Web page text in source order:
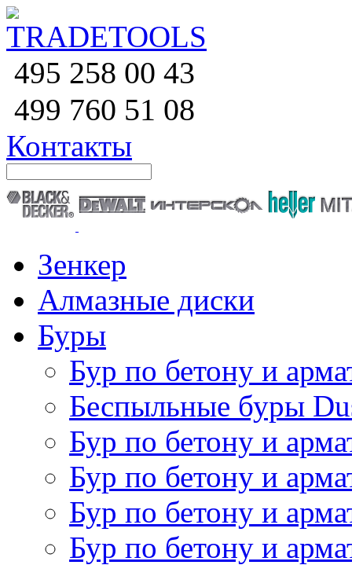
495 258 00 43
499 760 51 08
Контакты
Зенкер
Алмазные диски
Буры
Бур по бетону и
Беспыльные буры
Бур по бетону и
Бур по бетону и
Бур по бетону и
Бур по бетону и